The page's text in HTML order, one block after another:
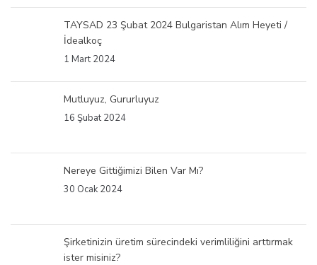
TAYSAD 23 Şubat 2024 Bulgaristan Alım Heyeti /
İdealkoç
1 Mart 2024
Mutluyuz, Gururluyuz
16 Şubat 2024
Nereye Gittiğimizi Bilen Var Mı?
30 Ocak 2024
Şirketinizin üretim sürecindeki verimliliğini arttırmak
ister misiniz?